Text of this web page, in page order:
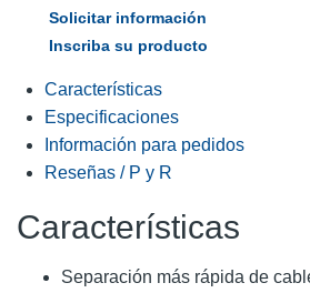
Solicitar información
Inscriba su producto
Características
Especificaciones
Información para pedidos
Reseñas / P y R
Características
Separación más rápida de